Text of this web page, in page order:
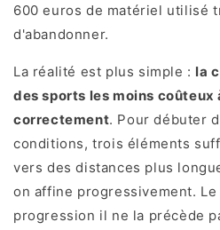
600 euros de matériel utilisé
d'abandonner.
La réalité est plus simple : la
des sports les moins coûteux
correctement. Pour débuter
conditions, trois éléments
vers des distances plus
on affine progressivement.
progression il ne la précède